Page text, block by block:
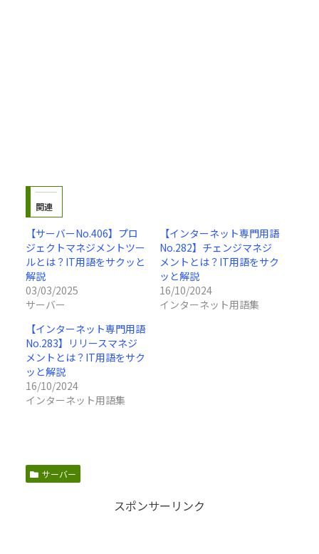
関連
【サーバーNo.406】プロ
ジェクトマネジメントツー
ルとは？IT用語をサクッと
解説
03/03/2025
サーバー
【インターネット専門用語
No.282】チェンジマネジ
メントとは？IT用語をサク
ッと解説
16/10/2024
インターネット用語集
【インターネット専門用語
No.283】リリースマネジ
メントとは？IT用語をサク
ッと解説
16/10/2024
インターネット用語集
サーバー
スポンサーリンク